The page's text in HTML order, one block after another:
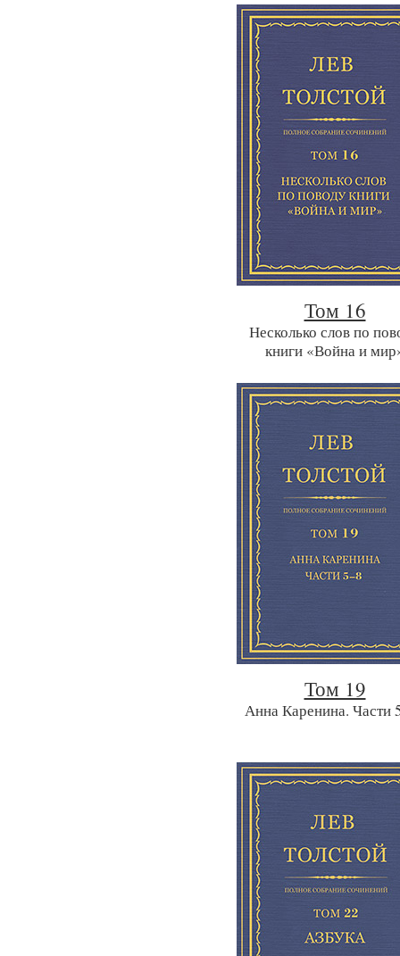
Том 16
Несколько слов по
книги «Война и
Том 19
Анна Каренина.